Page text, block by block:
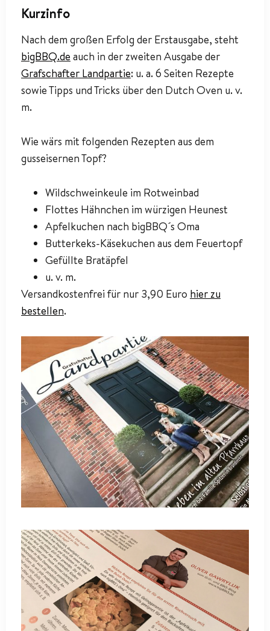
Kurzinfo
Nach dem großen Erfolg der Erstausgabe, steht
bigBBQ.de auch in der zweiten Ausgabe der
Grafschafter Landpartie: u. a. 6 Seiten Rezepte
sowie Tipps und Tricks über den Dutch Oven u. v.
m.
Wie wärs mit folgenden Rezepten aus dem
gusseisernen Topf?
Wildschweinkeule im Rotweinbad
Flottes Hähnchen im würzigen Heunest
Apfelkuchen nach bigBBQ´s Oma
Butterkeks-Käsekuchen aus dem Feuertopf
Gefüllte Bratäpfel
u. v. m.
Versandkostenfrei für nur 3,90 Euro hier zu
bestellen.